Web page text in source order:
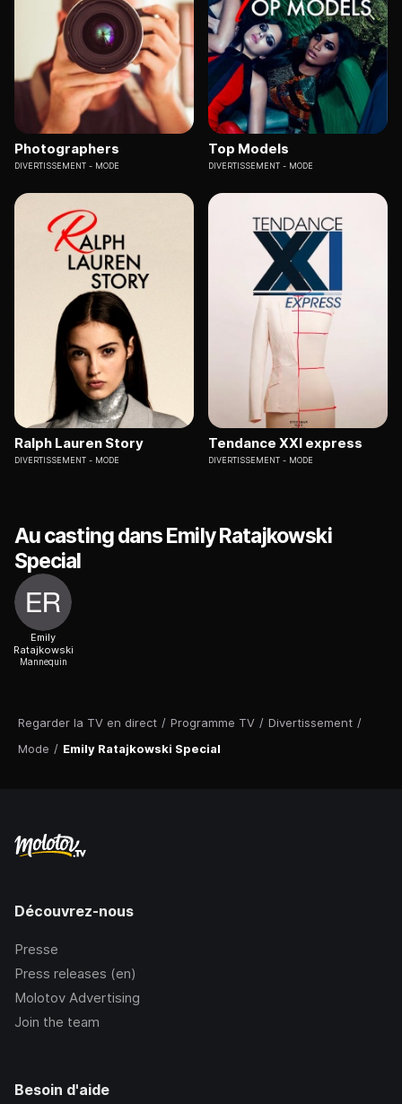
Regarder la TV en direct / Programme TV / Divertissement /
Mode / Emily Ratajkowski Special
Photographers
DIVERTISSEMENT MODE
Top Models
DIVERTISSEMENT MODE
Ralph Lauren Story
DIVERTISSEMENT MODE
Tendance XXI express
DIVERTISSEMENT MODE
Au casting dans Emily Ratajkowski
Special
Emily
Ratajkowski
Mannequin
Découvrez-nous
Presse
Press releases (en)
Molotov Advertising
Join the team
Besoin d'aide